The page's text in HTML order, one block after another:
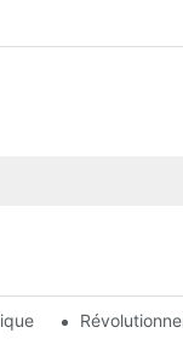
Électrique